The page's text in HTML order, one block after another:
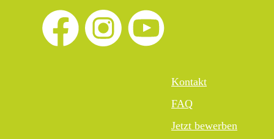
Kontakt
FAQ
Jetzt bewerben